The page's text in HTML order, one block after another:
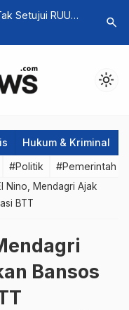
Setujui RUU
search
light_mode
Hukum & Kriminal
#Politik #Pemerintah
Nino, Mendagri Ajak
BTT
Bansos